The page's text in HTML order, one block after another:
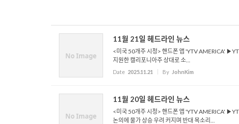
No Image
11월 21일 헤드라인 뉴스
<미국 50개주 시청> 핸드폰 앱 'YTV AMERICA'
지원한 캘리포니아주 상대로 소...
Date 2025.11.21 By JohnKim
No Image
11월 20일 헤드라인 뉴스
<미국 50개주 시청> 핸드폰 앱 'YTV AMERICA'
논의에 물가 상승 우려 커지며 반대 목소리...